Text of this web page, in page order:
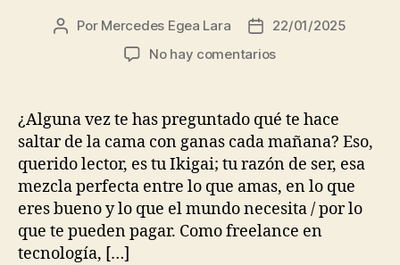
Autor
Por Mercedes Egea Lara
Fecha
de
22/01/2025
No hay comentariosen
tu
siendo
freelance
en
tecnología
¿Alguna vez te has preguntado qué te hace
saltar de la cama con ganas cada mañana? Eso,
querido lector, es tu Ikigai; tu razón de ser, esa
mezcla perfecta entre lo que amas, en lo que
eres bueno y lo que el mundo necesita / por lo
que te pueden pagar. Como freelance en
tecnología, […]